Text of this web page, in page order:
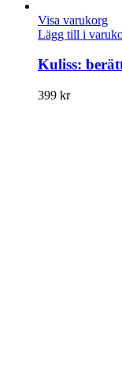
Visa varukorg
Lägg till i
Kuliss:
399 kr